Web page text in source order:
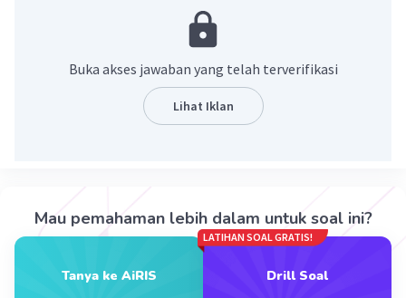
dan lebih cepat dari berjalan.
Beri Rating
Iklan
Level 17
yang cepat
Buka akses jawaban yang telah terverifikasi
Lihat Iklan
Mau pemahaman lebih dalam untuk soal ini?
Tanya ke AiRIS
LATIHAN SOAL GRATIS!
Drill Soal